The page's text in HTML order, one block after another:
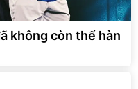
không còn thể hàn